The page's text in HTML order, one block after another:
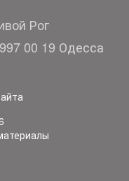
Рог
00 19 Одесса